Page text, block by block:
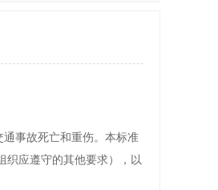
事故死亡和重伤。本标准
织应遵守的其他要求），以